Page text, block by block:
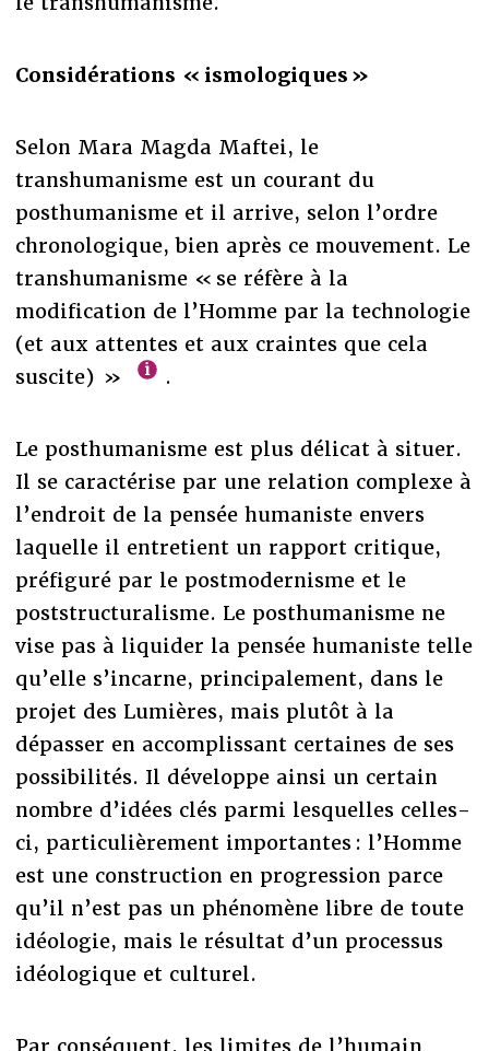
Considérations « ismologiques »
Selon Mara Magda Maftei, le
transhumanisme est un courant du
posthumanisme et il arrive, selon l’ordre
chronologique, bien après ce mouvement. Le
transhumanisme « se réfère à la
modification de l’Homme par la technologie
(et aux attentes et aux craintes que cela
suscite) »
.
Le posthumanisme est plus délicat à situer.
Il se caractérise par une relation complexe à
l’endroit de la pensée humaniste envers
laquelle il entretient un rapport critique,
préfiguré par le postmodernisme et le
poststructuralisme. Le posthumanisme ne
vise pas à liquider la pensée humaniste telle
qu’elle s’incarne, principalement, dans le
projet des Lumières, mais plutôt à la
dépasser en accomplissant certaines de ses
possibilités. Il développe ainsi un certain
nombre d’idées clés parmi lesquelles celles-
ci, particulièrement importantes : l’Homme
est une construction en progression parce
qu’il n’est pas un phénomène libre de toute
idéologie, mais le résultat d’un processus
idéologique et culturel.
Par conséquent, les limites de l’humain